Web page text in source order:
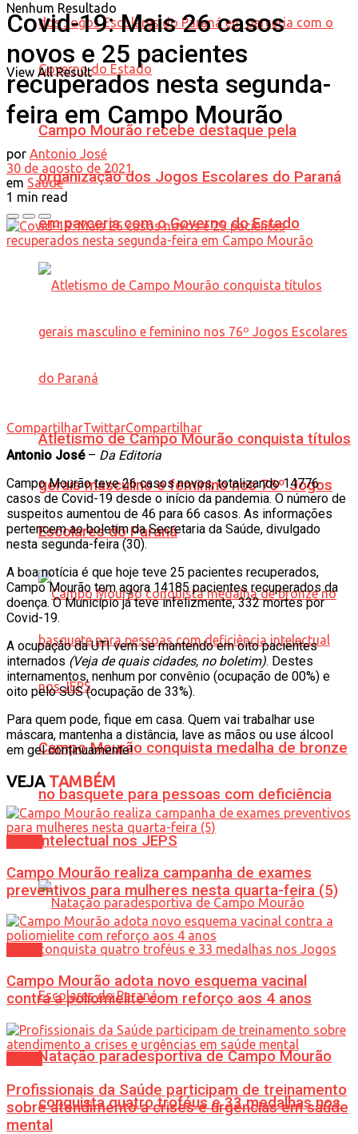
Campo Mourão recebe destaque pela
organização dos Jogos Escolares do Paraná
em parceria com o Governo do Estado
Atletismo de Campo Mourão conquista títulos
gerais masculino e feminino nos 76º Jogos
Escolares do Paraná
Campo Mourão conquista medalha de bronze
no basquete para pessoas com deficiência
intelectual nos JEPS
Natação paradesportiva de Campo Mourão
conquista quatro troféus e 33 medalhas nos
Nenhum Resultado
View All Result
Covid-19: Mais 26 casos
novos e 25 pacientes
recuperados nesta segunda-
feira em Campo Mourão
por Antonio José
30 de agosto de 2021
em Saúde
1 min read
CompartilharTwittarCompartilhar
Antonio José– Da Editoria
Campo Mourão teve 26 casos novos, totalizando 14776
casos de Covid-19 desde o início da pandemia. O número de
suspeitos aumentou de 46 para 66 casos. As informações
pertencem ao boletim da Secretaria da Saúde, divulgado
nesta segunda-feira (30).
A boa notícia é que hoje teve 25 pacientes recuperados,
Campo Mourão tem agora 14185 pacientes recuperados da
doença. O Município já teve infelizmente, 332 mortes por
Covid-19.
A ocupação da UTI vem se mantendo em oito pacientes
internados (Veja de quais cidades, no boletim). Destes
internamentos, nenhum por convênio (ocupação de 00%) e
oito pelo SUS (ocupação de 33%).
Para quem pode, fique em casa. Quem vai trabalhar use
máscara, mantenha a distância, lave as mãos ou use álcool
em gel continuamente!
VEJATAMBÉM
Campo Mourão realiza campanha de exames
preventivos para mulheres nesta quarta-feira (5)
Campo Mourão adota novo esquema vacinal
contra a poliomielite com reforço aos 4 anos
Profissionais da Saúde participam de treinamento
sobre atendimento a crises e urgências em saúde
mental